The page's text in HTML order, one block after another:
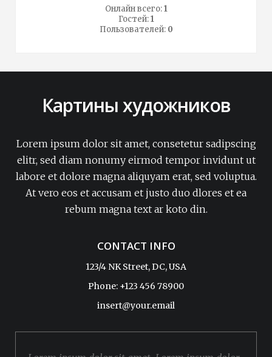
Онлайн всего:1
Гостей:1
Пользователей: 0
Картины художников
Lorem ipsum dolor sit amet, consetetur sadipscing
elitr, sed diam nonumy eirmod tempor invidunt ut
labore et dolore magna aliquyam erat, sed voluptua.
At vero eos et accusam et justo duo dlores et ea
rebum magna text ar koto din.
CONTACT INFO
123/4 NK Street, DC, USA
Phone: +123 456 78900
insert@your.email